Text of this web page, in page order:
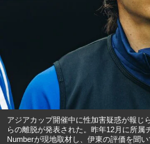
アジアカップ開催中に性加害疑惑が報じ
らの離脱が発表された。昨年12月に所
Numberが現地取材し、伊東の評価を聞い